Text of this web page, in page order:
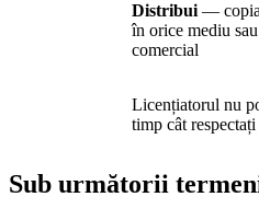
Distribui —
în orice mediu
comercial
Licențiatorul nu
timp cât
Sub următorii